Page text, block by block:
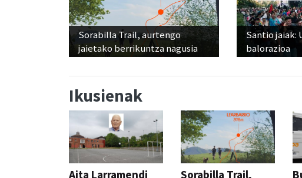
Sorabilla Trail, aurtengo
jaietako berrikuntza nagusia
Santio jaiak:
balorazioa
Ikusienak
Aita Larramendi
Sorabilla Trail,